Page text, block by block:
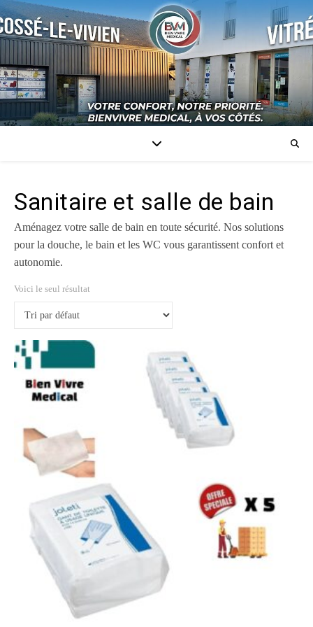
Sanitaire et salle de bain
Aménagez votre salle de bain en toute sécurité. Nos solutions
pour la douche, le bain et les WC vous garantissent confort et
autonomie.
Voici le seul résultat